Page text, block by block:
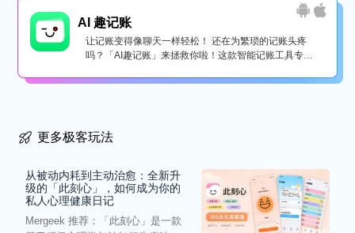
AI 趣记账
让记账变得像聊天一样轻松！ 还在为繁琐的记账头疼
吗？「AI趣记账」来拯救你啦！这款智能记账工具专为
更多极客玩法
从被动内耗到主动治愈：全新升
级的「此刻心」，如何成为你的
私人心理健康日记
Mergeek 推荐：「此刻心」是一款